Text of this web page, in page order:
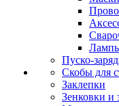
Пуско-
Скобы для
Заклепки
Зенковки и